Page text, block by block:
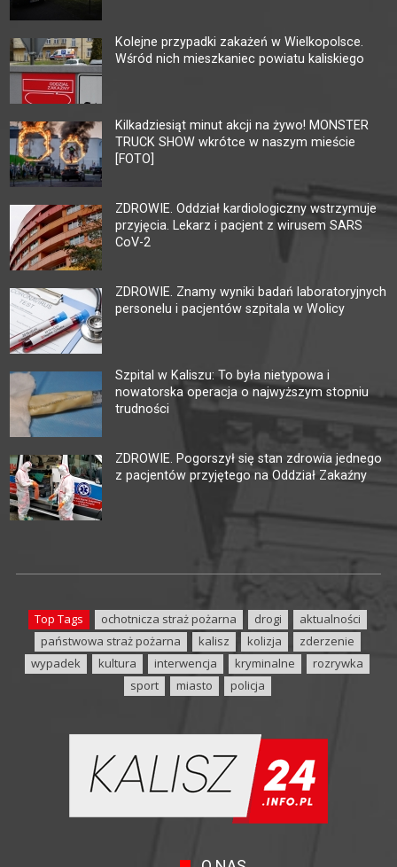
Kolejne przypadki zakażeń w Wielkopolsce.
Wśród nich mieszkaniec powiatu kaliskiego
Kilkadziesiąt minut akcji na żywo! MONSTER
TRUCK SHOW wkrótce w naszym mieście
[FOTO]
ZDROWIE. Oddział kardiologiczny wstrzymuje
przyjęcia. Lekarz i pacjent z wirusem SARS
CoV-2
ZDROWIE. Znamy wyniki badań laboratoryjnych
personelu i pacjentów szpitala w Wolicy
Szpital w Kaliszu: To była nietypowa i
nowatorska operacja o najwyższym stopniu
trudności
ZDROWIE. Pogorszył się stan zdrowia jednego
z pacjentów przyjętego na Oddział Zakaźny
Top Tags ochotnicza straż pożarna drogi
aktualności
państwowa straż pożarna
kalisz kolizja
zderzenie
wypadek
kultura interwencja kryminalne
rozrywka
sport
miasto policja